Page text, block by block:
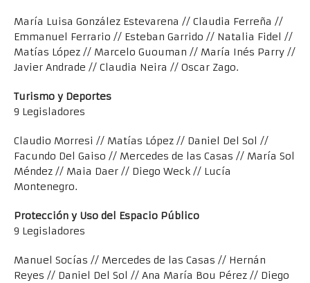
María Luisa González Estevarena // Claudia Ferreña //
Emmanuel Ferrario // Esteban Garrido // Natalia Fidel //
Matías López // Marcelo Guouman // María Inés Parry //
Javier Andrade // Claudia Neira // Oscar Zago.
Turismo y Deportes
9 Legisladores
Claudio Morresi // Matías López // Daniel Del Sol //
Facundo Del Gaiso // Mercedes de las Casas // María Sol
Méndez // Maia Daer // Diego Weck // Lucía
Montenegro.
Protección y Uso del Espacio Público
9 Legisladores
Manuel Socías // Mercedes de las Casas // Hernán
Reyes // Daniel Del Sol // Ana María Bou Pérez // Diego